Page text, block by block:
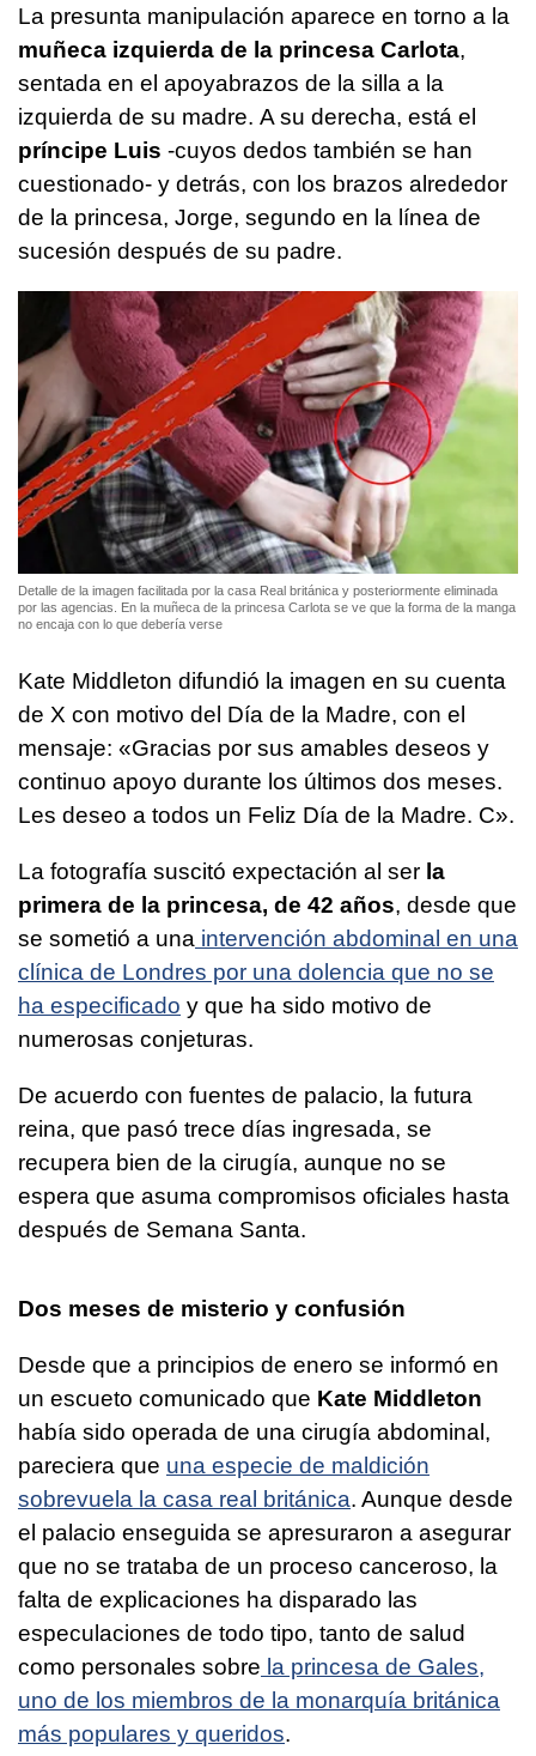
La presunta manipulación aparece en torno a la
muñeca izquierda de la princesa Carlota,
sentada en el apoyabrazos de la silla a la
izquierda de su madre. A su derecha, está el
príncipe Luis -cuyos dedos también se han
cuestionado- y detrás, con los brazos alrededor
de la princesa, Jorge, segundo en la línea de
sucesión después de su padre.
Detalle de la imagen facilitada por la casa Real británica y posteriormente eliminada
por las agencias. En la muñeca de la princesa Carlota se ve que la forma de la manga
no encaja con lo que debería verse
Kate Middleton difundió la imagen en su cuenta
de X con motivo del Día de la Madre, con el
mensaje: «Gracias por sus amables deseos y
continuo apoyo durante los últimos dos meses.
Les deseo a todos un Feliz Día de la Madre. C».
La fotografía suscitó expectación al ser la
primera de la princesa, de 42 años, desde que
se sometió a una intervención abdominal en una
clínica de Londres por una dolencia que no se
ha especificado y que ha sido motivo de
numerosas conjeturas.
De acuerdo con fuentes de palacio, la futura
reina, que pasó trece días ingresada, se
recupera bien de la cirugía, aunque no se
espera que asuma compromisos oficiales hasta
después de Semana Santa.
Dos meses de misterio y confusión
Desde que a principios de enero se informó en
un escueto comunicado que Kate Middleton
había sido operada de una cirugía abdominal,
pareciera que una especie de maldición
sobrevuela la casa real británica. Aunque desde
el palacio enseguida se apresuraron a asegurar
que no se trataba de un proceso canceroso, la
falta de explicaciones ha disparado las
especulaciones de todo tipo, tanto de salud
como personales sobre la princesa de Gales,
uno de los miembros de la monarquía británica
más populares y queridos.